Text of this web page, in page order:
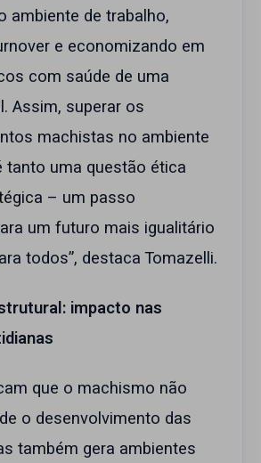
ambiente de trabalho,
e economizando em
com saúde de uma
Assim, superar os
machistas no ambiente
tanto uma questão ética
– um passo
um futuro mais igualitário
todos”, destaca Tomazelli.
impacto nas
que o machismo não
o desenvolvimento das
também gera ambientes